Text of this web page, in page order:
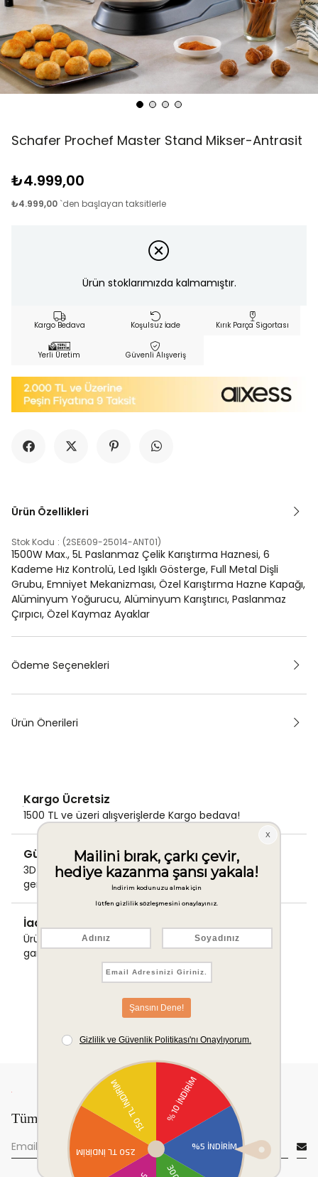
Schafer Prochef Master Stand Mikser-Antrasit
₺4.999,00
₺4.999,00 `den başlayan taksitlerle
Ürün stoklarımızda kalmamıştır.
Kargo Bedava Koşulsuz İade Kırık Parça Sigortası
Yerli Üretim Güvenli Alışveriş
Ürün Özellikleri
Stok Kodu (2SE609-25014-ANT01)
1500W Max., 5L Paslanmaz Çelik Karıştırma Haznesi, 6
Kademe Hız Kontrolü, Led Işıklı Gösterge, Full Metal Dişli
Grubu, Emniyet Mekanizması, Özel Karıştırma Hazne Kapağı,
Alüminyum Yoğurucu, Alüminyum Karıştırıcı, Paslanmaz
Çırpıcı, Özel Kaymaz Ayaklar
Ödeme Seçenekleri
Ürün Önerileri
Kargo Ücretsiz
1500 TL ve üzeri alışverişlerde Kargo bedava!
Güvenli Ödeme
3D Secure ile güvenli ödemenizi
gerçekleştirin.
İade & Değişim Garantisi
Ürünlerinizde sorunsuz iade ve değişim
garantisi.
Tüm yeniliklerden önce sen haberdar ol!